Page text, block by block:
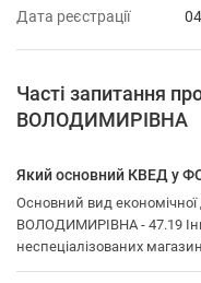
Дата реєстрації
Часті запитання
ВОЛОДИМИРІВНА
Який основний КВЕД у
Основний вид
ВОЛОДИМИРІВНА - 47.19
неспеціалізованих